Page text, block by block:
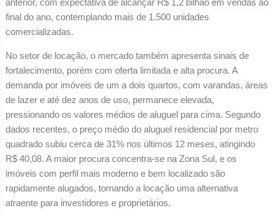
final do ano, contemplando mais de 1.500 unidades
comercializadas.
No setor de locação, o mercado também apresenta sinais de
fortalecimento, porém com oferta limitada e alta procura. A
demanda por imóveis de um a dois quartos, com varandas, áreas
de lazer e até dez anos de uso, permanece elevada,
pressionando os valores médios de aluguel para cima. Segundo
dados recentes, o preço médio do aluguel residencial por metro
quadrado subiu cerca de 31% nos últimos 12 meses, atingindo
R$ 40,08. A maior procura concentra-se na Zona Sul, e os
imóveis com perfil mais moderno e bem localizado são
rapidamente alugados, tornando a locação uma alternativa
atraente para investidores e proprietários.